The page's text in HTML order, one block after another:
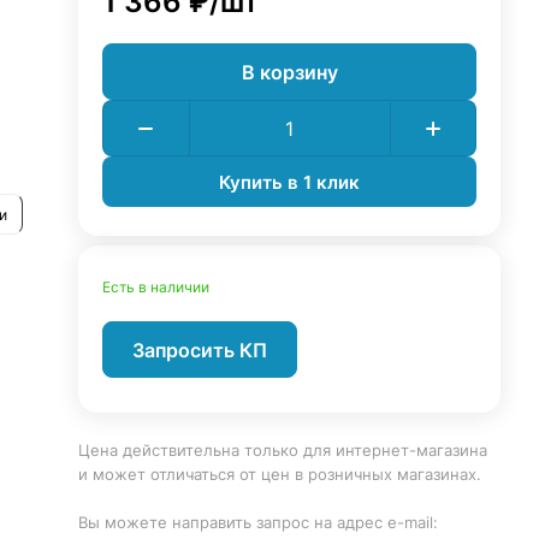
В корзину
Купить в 1 клик
Есть в наличии
Запросить КП
Цена действительна только для интернет-магазина
и может отличаться от цен в розничных магазинах.
Вы можете направить запрос на адрес e-mail: